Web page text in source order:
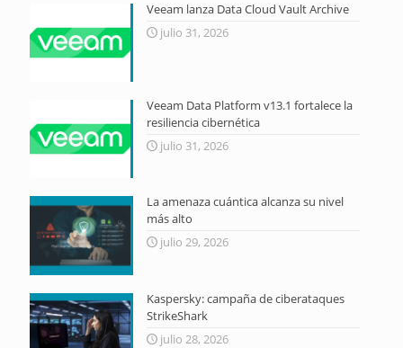
Veeam lanza Data Cloud Vault Archive
julio 31, 2026
Veeam Data Platform v13.1 fortalece la
resiliencia cibernética
julio 31, 2026
La amenaza cuántica alcanza su nivel
más alto
julio 29, 2026
Kaspersky: campaña de ciberataques
StrikeShark
julio 28, 2026